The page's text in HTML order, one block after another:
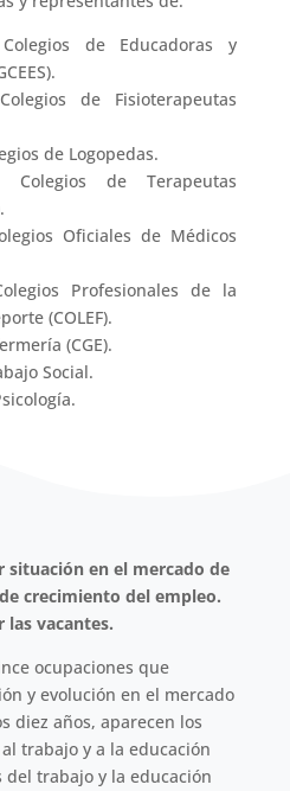
de Educadoras y
de Fisioterapeutas
de Logopedas.
Colegios de Terapeutas
Oficiales de Médicos
Profesionales de la
(COLEF).
(CGE).
Social.
situación en el mercado de
crecimiento del empleo.
vacantes.
ocupaciones que
y evolución en el mercado
diez años, aparecen los
trabajo y a la educación
trabajo y la educación